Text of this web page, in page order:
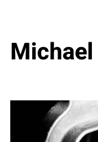
Referenzen